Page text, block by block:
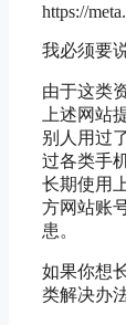
https://
我必须要
由于这类
上述网站
别人用过
过各类手
长期使用
方网站账
患。
如果你想
类解决办